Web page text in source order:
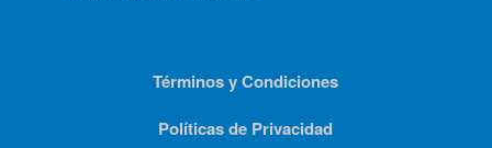
Términos y Condiciones
Políticas de Privacidad